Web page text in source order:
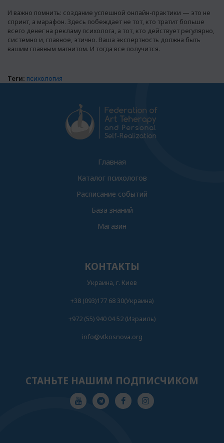
И важно помнить: создание успешной онлайн-практики — это не
спринт, а марафон. Здесь побеждает не тот, кто тратит больше
всего денег на рекламу психолога, а тот, кто действует регулярно,
системно и, главное, этично. Ваша экспертность должна быть
вашим главным магнитом. И тогда все получится.
Теги: психология
Главная
Каталог психологов
Расписание событий
База знаний
Магазин
КОНТАКТЫ
Украина, г. Киев
+38 (093)177 68 30(Украина)
+972 (55) 940 04 52 (Израиль)
info@vtkosnova.org
СТАНЬТЕ НАШИМ ПОДПИСЧИКОМ